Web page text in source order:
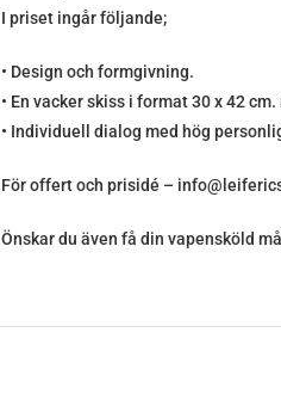
I priset ingår följande;
• Design och formgivning.
• En vacker skiss i format 30 x 42
• Individuell dialog med hög
För offert och prisidé –
Önskar du även få din vapensköld